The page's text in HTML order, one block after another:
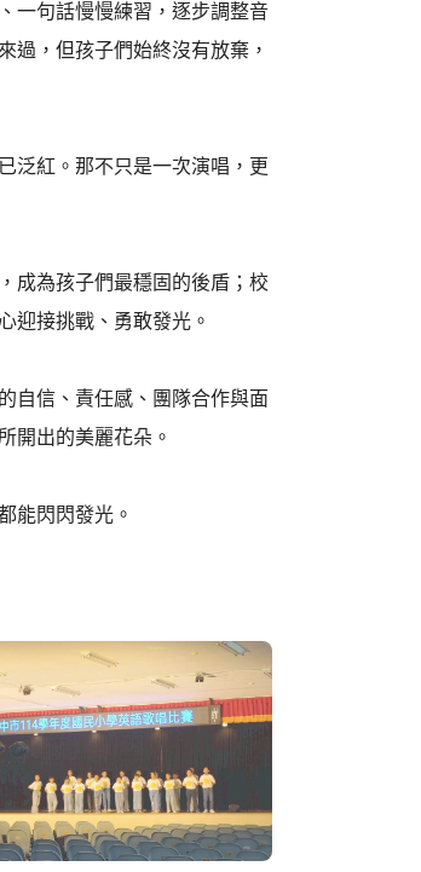
一句話慢慢練習，逐步調整音
過，但孩子們始終沒有放棄，
泛紅。那不只是一次演唱，更
成為孩子們最穩固的後盾；校
迎接挑戰、勇敢發光。
自信、責任感、團隊合作與面
開出的美麗花朵。
能閃閃發光。